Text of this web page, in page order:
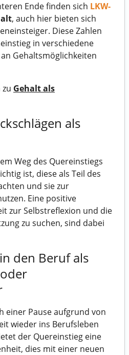
Ende finden sich LKW-
, auch hier bieten sich
Diese Zahlen
in verschiedene
Gehaltsmöglichkeiten
Gehalt als
als
Weg des Quereinstiegs
ist, diese als Teil des
und sie zur
Eine positive
zur Selbstreflexion und die
zu suchen, sind dabei
den Beruf als
einer Pause aufgrund von
wieder ins Berufsleben
der Quereinstieg eine
dies mit einer neuen